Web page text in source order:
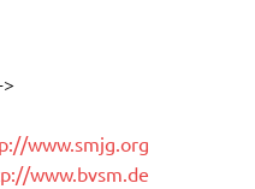
www.smjg.org
www.bvsm.de